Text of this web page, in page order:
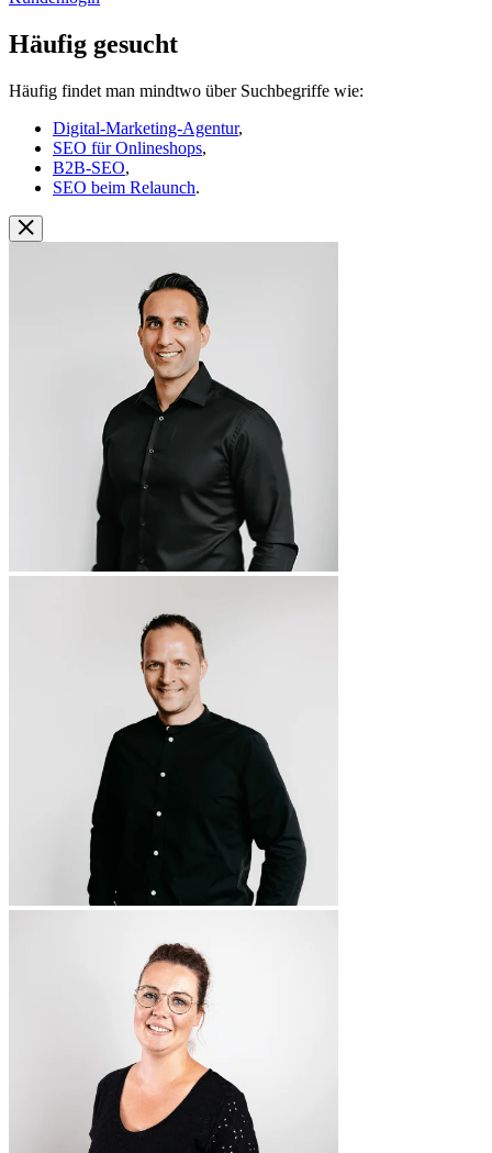
Häufig gesucht
Häufig findet man mindtwo über Suchbegriffe wie:
Digital-Marketing-Agentur,
SEO für Onlineshops,
B2B-SEO,
SEO beim Relaunch.